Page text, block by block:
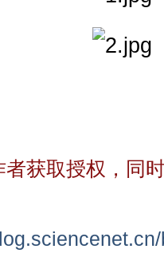
获取授权，同